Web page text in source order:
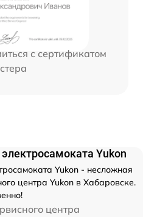
с сертификатом
Yukon
Yukon - несложная
центра Yukon в Хабаровске.
центра